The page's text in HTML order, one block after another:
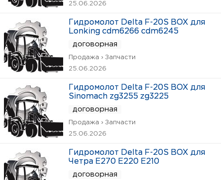
25.06.2026
Гидромолот Delta F-20S BOX для
Lonking cdm6266 cdm6245
договорная
Продажа › Запчасти
25.06.2026
Гидромолот Delta F-20S BOX для
Sinomach zg3255 zg3225
договорная
Продажа › Запчасти
25.06.2026
Гидромолот Delta F-20S BOX для
Четра Е270 Е220 Е210
договорная